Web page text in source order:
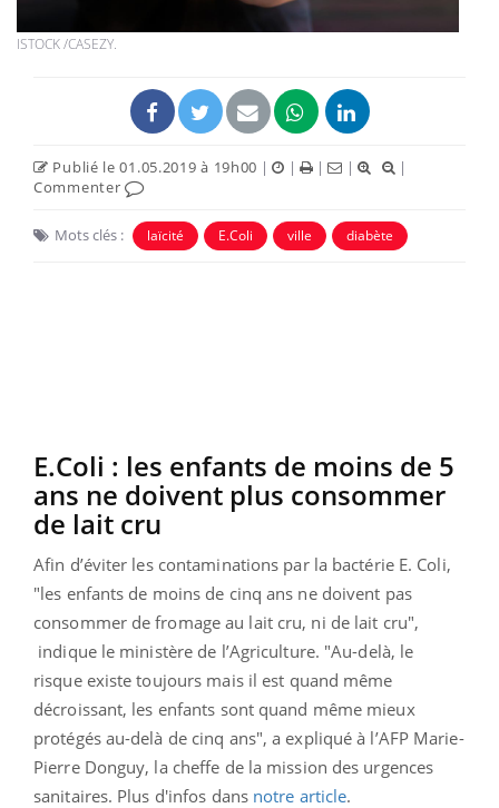
ISTOCK /CASEZY.
Publié le 01.05.2019 à 19h00 | | | |
|
Commenter
Mots clés : laïcité E.Coli ville diabète
E.Coli : les enfants de moins de 5
ans ne doivent plus consommer
de lait cru
Afin d’éviter les contaminations par la bactérie E. Coli,
"les enfants de moins de cinq ans ne doivent pas
consommer de fromage au lait cru, ni de lait cru",
indique le ministère de l’Agriculture. "Au-delà, le
risque existe toujours mais il est quand même
décroissant, les enfants sont quand même mieux
protégés au-delà de cinq ans", a expliqué à l’AFP Marie-
Pierre Donguy, la cheffe de la mission des urgences
sanitaires. Plus d'infos dans notre article.